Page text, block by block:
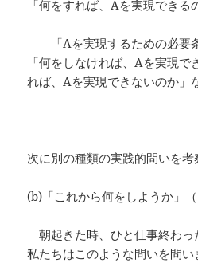
「何をすれば、Aを実現できる
「Aを実現するための必要条
「何をしなければ、Aを実現
れば、Aを実現できないのか」
次に別の種類の実践的問いを考
(b)「これから何をしようか」
朝起きた時、ひと仕事終わ
私たちはこのような問いを問